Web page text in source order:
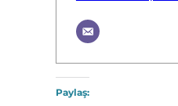
Paylaş: